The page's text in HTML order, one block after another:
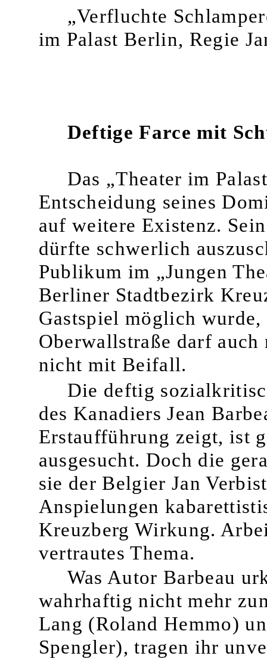
„Verfluchte
im Palast Berlin, Regie
Deftige Farce mit
Das „Theater im
Entscheidung seines
auf weitere Existenz.
dürfte schwerlich
Publikum im „Jungen
Berliner Stadtbezirk
Gastspiel möglich
Oberwallstraße darf
nicht mit Beifall.
Die deftig
des Kanadiers Jean
Erstaufführung zeigt, ist
ausgesucht. Doch die
sie der Belgier Jan
Anspielungen
Kreuzberg Wirkung.
vertrautes Thema.
Was Autor Barbeau
wahrhaftig nicht mehr
Lang (Roland Hemmo)
Spengler), tragen ihr